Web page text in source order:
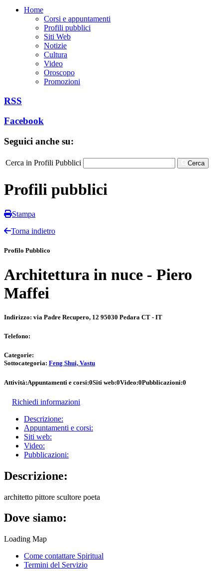
Home
Corsi e appuntamenti
Profili pubblici
Siti Web
Notizie
Cultura
Video
Oroscopo
Promozioni
RSS
Facebook
Seguici anche su:
Cerca in Profili Pubblici Cerca
Profili pubblici
Stampa
Torna indietro
Profilo Pubblico
Architettura in nuce - Piero
Maffei
Indirizzo: via Padre Recupero, 12 95030 Pedara CT - IT
Telefono:
Categorie:
Sottocategoria: Feng Shui, Vastu
Attività:Appuntamenti e corsi:0Siti web:0Video:0Pubblicazioni:0
Richiedi informazioni
Descrizione:
Appuntamenti e corsi:
Siti web:
Video:
Pubblicazioni:
Descrizione:
architetto pittore scultore poeta
Dove siamo:
Loading Map
Come contattare Spiritual
Termini del Servizio